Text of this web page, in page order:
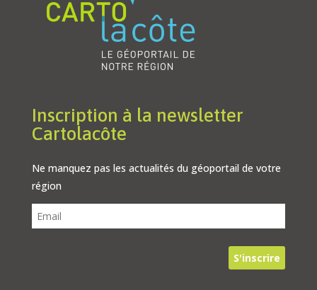
Inscription à la newsletter
Cartolacôte
Ne manquez pas les actualités du géoportail de votre
région